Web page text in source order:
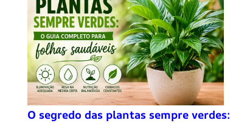
O segredo das plantas sempre verdes: